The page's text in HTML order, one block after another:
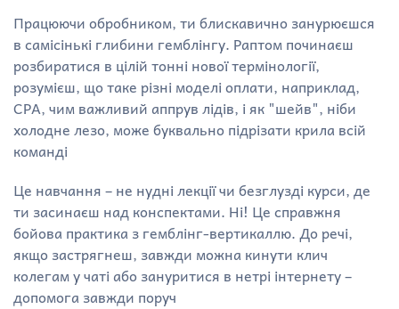
Працюючи обробником, ти блискавично занурюєшся
в самісінькі глибини гемблінгу. Раптом починаєш
розбиратися в цілій тонні нової термінології,
розумієш, що таке різні моделі оплати, наприклад,
CPA, чим важливий аппрув лідів, і як "шейв", ніби
холодне лезо, може буквально підрізати крила всій
команді
Це навчання – не нудні лекції чи безглузді курси, де
ти засинаєш над конспектами. Ні! Це справжня
бойова практика з гемблінг-вертикаллю. До речі,
якщо застрягнеш, завжди можна кинути клич
колегам у чаті або зануритися в нетрі інтернету –
допомога завжди поруч